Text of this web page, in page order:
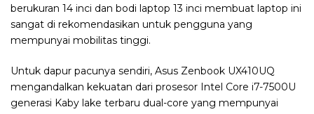
berukuran 14 inci dan bodi laptop 13 inci membuat laptop ini
sangat di rekomendasikan untuk pengguna yang
mempunyai mobilitas tinggi.
Untuk dapur pacunya sendiri, Asus Zenbook UX410UQ
mengandalkan kekuatan dari prosesor Intel Core i7-7500U
generasi Kaby lake terbaru dual-core yang mempunyai